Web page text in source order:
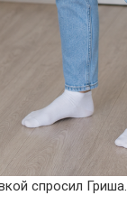
спросил Гриша.